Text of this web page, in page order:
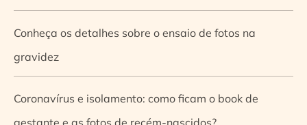
Conheça os detalhes sobre o ensaio de fotos na
gravidez
Coronavírus e isolamento: como ficam o book de
gestante e as fotos de recém-nascidos?